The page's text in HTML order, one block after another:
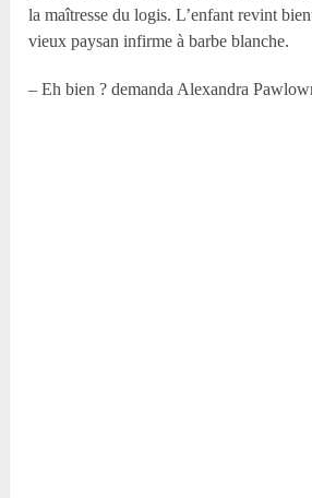
la maîtresse du logis. L’enfant revint
vieux paysan infirme à barbe blanche.
– Eh bien ? demanda Alexandra